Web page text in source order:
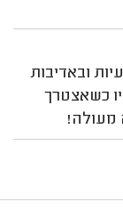
ובאדיבות
כשאצטרך
מעולה!